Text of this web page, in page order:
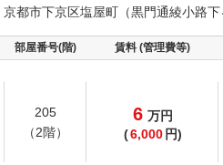
京都市下京区塩屋町（黒門通綾小路
部屋番号(階) 賃料 (管理費等)
205
（2階）
6 万円
(6,000 円)